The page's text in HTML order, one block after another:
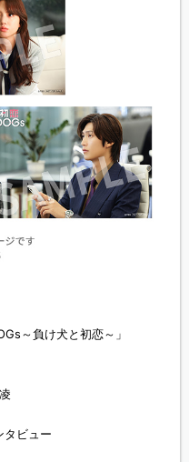
～負け犬と初恋～」
ビュー